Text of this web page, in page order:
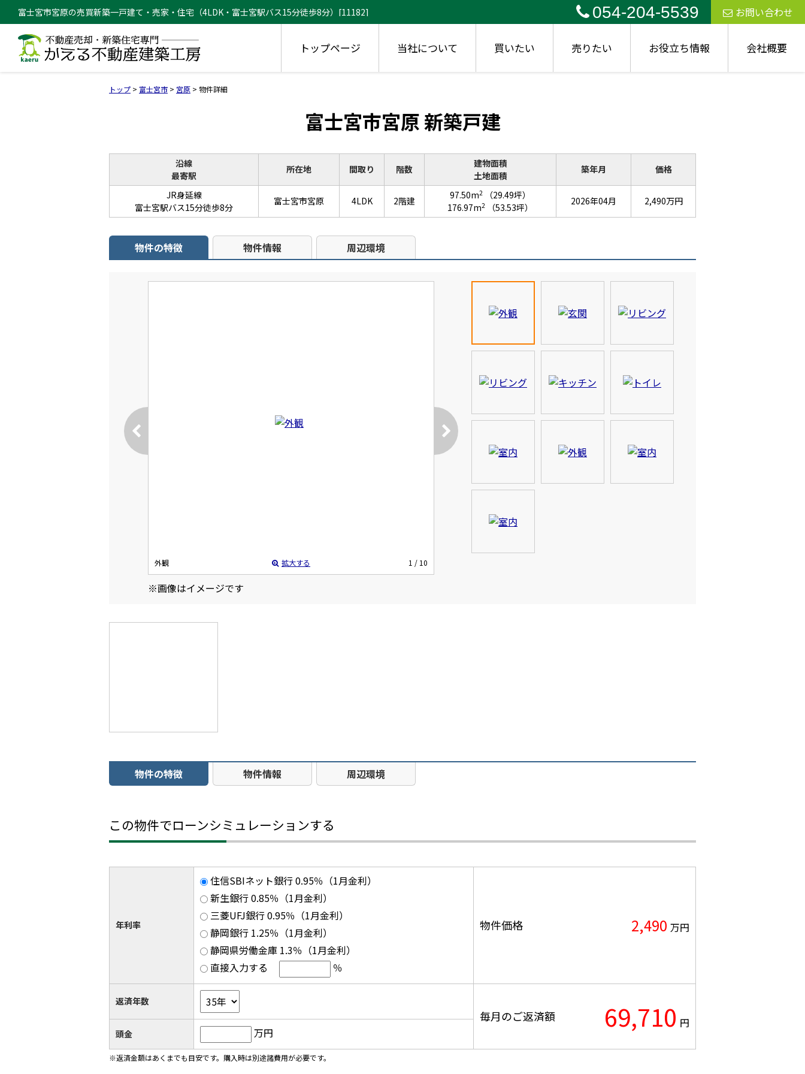
富士宮市宮原の売買新築一戸建て・売家・住宅（4LDK・富士宮駅バス15分徒歩8分）[11182] 054-204-5539 お問い合わせ
トップページ 当社について 買いたい 売りたい お役立ち情報 会社概要
トップ > 富士宮市 > 宮原 > 物件詳細
富士宮市宮原 新築戸建
沿線
最寄駅
所在地 間取り 階数
建物面積
土地面積
築年月 価格
JR身延線
富士宮駅バス15分徒歩8分
富士宮市宮原 4LDK 2階建 97.50m2
（29.49坪）
176.97m2 （53.53坪）
2026年04月 2,490万円
物件の特徴 物件情報 周辺環境
外観 拡大する 1 / 10
※画像はイメージです
物件の特徴 物件情報 周辺環境
この物件でローンシミュレーションする
年利率
住信SBIネット銀行 0.95％（1月金利）
新生銀行 0.85％（1月金利）
三菱UFJ銀行 0.95％（1月金利）
静岡銀行 1.25％（1月金利）
静岡県労働金庫 1.3％（1月金利）
直接入力する
％
物件価格 2,490 万円
返済年数
毎月のご返済額 69,710 円
頭金 万円
※返済金額はあくまでも目安です。購入時は別途諸費用が必要です。